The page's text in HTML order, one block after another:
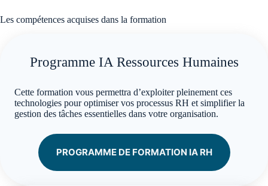
Les compétences acquises dans la formation
Programme IA Ressources Humaines
Cette formation vous permettra d’exploiter pleinement ces
technologies pour optimiser vos processus RH et simplifier la
gestion des tâches essentielles dans votre organisation.
PROGRAMME DE FORMATION IA RH